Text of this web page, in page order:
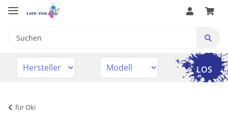
LOS
für Oki